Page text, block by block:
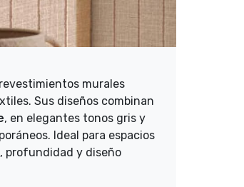
murales
Sus diseños combinan
, en elegantes tonos gris y
Ideal para espacios
profundidad y diseño